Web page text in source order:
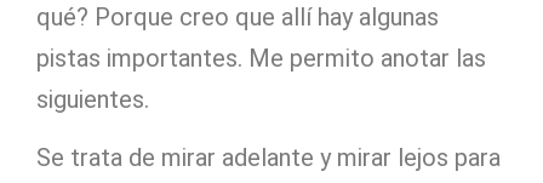
qué? Porque creo que allí hay algunas
pistas importantes. Me permito anotar las
siguientes.
Se trata de mirar adelante y mirar lejos para